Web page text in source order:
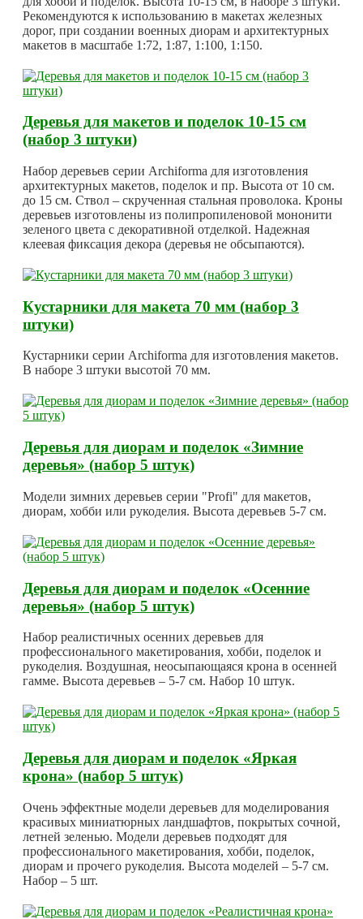
Рекомендуются к использованию в макетах железных
дорог, при создании военных диорам и архитектурных
макетов в масштабе 1:72, 1:87, 1:100, 1:150.
Деревья для макетов и поделок 10-15 см
(набор 3 штуки)
Набор деревьев серии Archiforma для изготовления
архитектурных макетов, поделок и пр. Высота от 10 см.
до 15 см. Ствол – скрученная стальная проволока. Кроны
деревьев изготовлены из полипропиленовой мононити
зеленого цвета с декоративной отделкой. Надежная
клеевая фиксация декора (деревья не обсыпаются).
Кустарники для макета 70 мм (набор 3
штуки)
Кустарники серии Archiforma для изготовления макетов.
В наборе 3 штуки высотой 70 мм.
Деревья для диорам и поделок «Зимние
деревья» (набор 5 штук)
Модели зимних деревьев серии "Profi" для макетов,
диорам, хобби или рукоделия. Высота деревьев 5-7 см.
Деревья для диорам и поделок «Осенние
деревья» (набор 5 штук)
Набор реалистичных осенних деревьев для
профессионального макетирования, хобби, поделок и
рукоделия. Воздушная, неосыпающаяся крона в осенней
гамме. Высота деревьев – 5-7 см. Набор 10 штук.
Деревья для диорам и поделок «Яркая
крона» (набор 5 штук)
Очень эффектные модели деревьев для моделирования
красивых миниатюрных ландшафтов, покрытых сочной,
летней зеленью. Модели деревьев подходят для
профессионального макетирования, хобби, поделок,
диорам и прочего рукоделия. Высота моделей – 5-7 см.
Набор – 5 шт.